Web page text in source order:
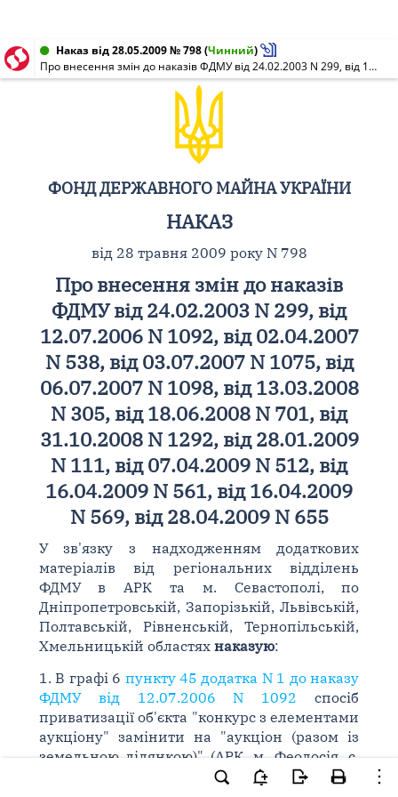
Наказ від 28.05.2009 № 798(Чинний)
Про внесення змін до наказів ФДМУ від 24.02.2003 N 299, від 12.07.2006 N 1092, від 02.04.2007 N 538, від 03.07.2007 N 1075, від 06.07.2007 N 1098, від 13.03.2008 N 305, від 18.06.2008 N 701, від 31.10.2008 N 1292, від 28.01.2009 N 111, від 07.04.2009 N 512, від 16.04.2009 N 561, від 16.04.2009 N 569, від 28.04.2009 N 655
ФОНД ДЕРЖАВНОГО МАЙНА УКРАЇНИ
НАКАЗ
від 28 травня 2009 року N 798
Про внесення змін до наказів
ФДМУ від 24.02.2003 N 299, від
12.07.2006 N 1092, від 02.04.2007
N 538, від 03.07.2007 N 1075, від
06.07.2007 N 1098, від 13.03.2008
N 305, від 18.06.2008 N 701, від
31.10.2008 N 1292, від 28.01.2009
N 111, від 07.04.2009 N 512, від
16.04.2009 N 561, від 16.04.2009
N 569, від 28.04.2009 N 655
У зв'язку з надходженням додаткових
матеріалів від регіональних відділень
ФДМУ в АРК та м. Севастополі, по
Дніпропетровській, Запорізькій, Львівській,
Полтавській, Рівненській, Тернопільській,
Хмельницькій областях наказую:
1. В графі 6 пункту 45 додатка N 1 до наказу
ФДМУ від 12.07.2006 N 1092 спосіб
приватизації об'єкта "конкурс з елементами
аукціону" замінити на "аукціон (разом із
земельною ділянкою)" (АРК, м. Феодосія, с.
Насипне, вул. Південнобережна